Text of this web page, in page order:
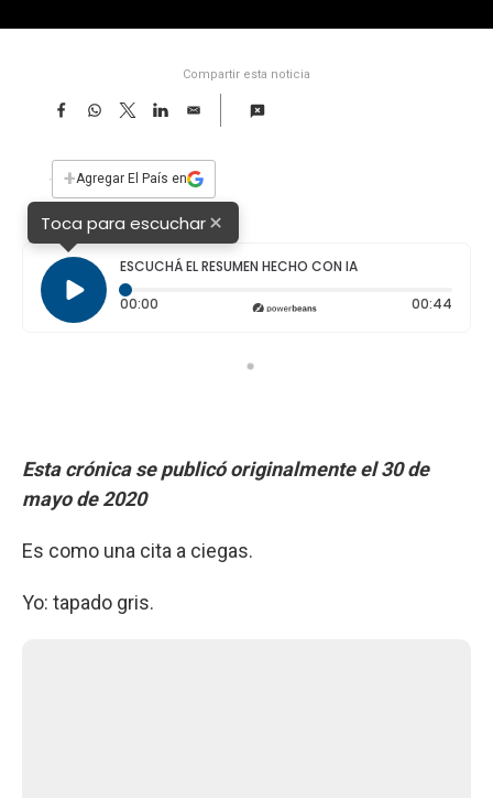
Compartir esta noticia
F
e
b
o
k
W
s
p
T
w
t
r
L
I
n
E
i
l
+Agregar El País en
Toca para escuchar×
ESCUCHÁ EL RESUMEN HECHO CON IA
00:00 Elapsed time: 0 seconds 00:44
Esta crónica se publicó originalmente el 30 de
mayo de 2020
Es como una cita a ciegas.
Yo: tapado gris.